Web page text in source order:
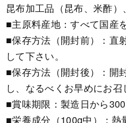
昆布加工品（昆布、米酢）
■主原料産地：すべて国産
■保存方法（開封前）：直
して下さい。
■保存方法（開封後）：開
し、なるべくお早めにお召
■賞味期限：製造日から
■栄養成分（100g中）：熱